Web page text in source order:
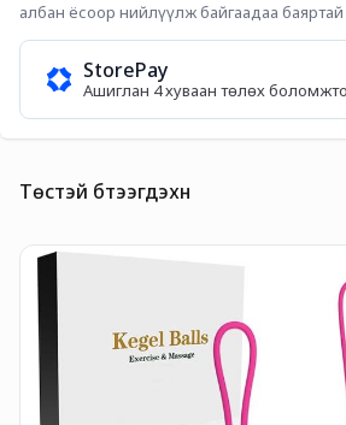
албан ёсоор нийлүүлж байгаадаа
StorePay
Ашиглан 4 хуваан төлөх
Төстэй бүтээгдэхүүн